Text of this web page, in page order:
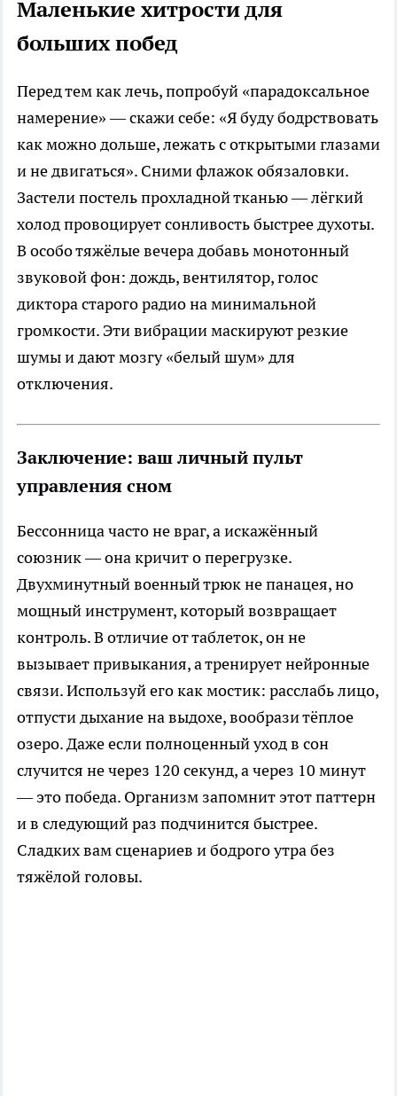
Маленькие хитрости для
больших побед
Перед тем как лечь, попробуй «парадоксальное
намерение» — скажи себе: «Я буду бодрствовать
как можно дольше, лежать с открытыми глазами
и не двигаться». Сними флажок обязаловки.
Застели постель прохладной тканью — лёгкий
холод провоцирует сонливость быстрее духоты.
В особо тяжёлые вечера добавь монотонный
звуковой фон: дождь, вентилятор, голос
диктора старого радио на минимальной
громкости. Эти вибрации маскируют резкие
шумы и дают мозгу «белый шум» для
отключения.
Заключение: ваш личный пульт
управления сном
Бессонница часто не враг, а искажённый
союзник — она кричит о перегрузке.
Двухминутный военный трюк не панацея, но
мощный инструмент, который возвращает
контроль. В отличие от таблеток, он не
вызывает привыкания, а тренирует нейронные
связи. Используй его как мостик: расслабь лицо,
отпусти дыхание на выдохе, вообрази тёплое
озеро. Даже если полноценный уход в сон
случится не через 120 секунд, а через 10 минут
— это победа. Организм запомнит этот паттерн
и в следующий раз подчинится быстрее.
Сладких вам сценариев и бодрого утра без
тяжёлой головы.